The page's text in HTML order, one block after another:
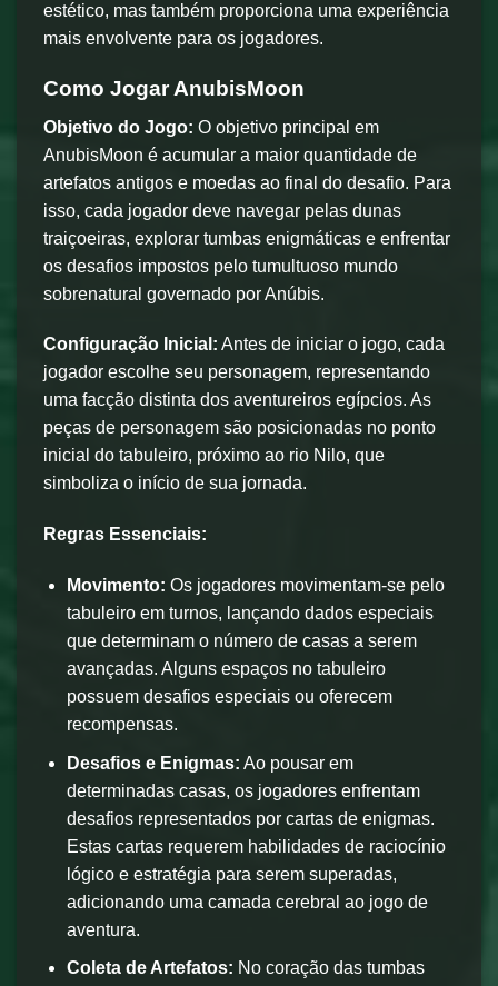
estético, mas também proporciona uma experiência
mais envolvente para os jogadores.
Como Jogar AnubisMoon
Objetivo do Jogo: O objetivo principal em
AnubisMoon é acumular a maior quantidade de
artefatos antigos e moedas ao final do desafio. Para
isso, cada jogador deve navegar pelas dunas
traiçoeiras, explorar tumbas enigmáticas e enfrentar
os desafios impostos pelo tumultuoso mundo
sobrenatural governado por Anúbis.
Configuração Inicial: Antes de iniciar o jogo, cada
jogador escolhe seu personagem, representando
uma facção distinta dos aventureiros egípcios. As
peças de personagem são posicionadas no ponto
inicial do tabuleiro, próximo ao rio Nilo, que
simboliza o início de sua jornada.
Regras Essenciais:
Movimento: Os jogadores movimentam-se pelo
tabuleiro em turnos, lançando dados especiais
que determinam o número de casas a serem
avançadas. Alguns espaços no tabuleiro
possuem desafios especiais ou oferecem
recompensas.
Desafios e Enigmas: Ao pousar em
determinadas casas, os jogadores enfrentam
desafios representados por cartas de enigmas.
Estas cartas requerem habilidades de raciocínio
lógico e estratégia para serem superadas,
adicionando uma camada cerebral ao jogo de
aventura.
Coleta de Artefatos: No coração das tumbas